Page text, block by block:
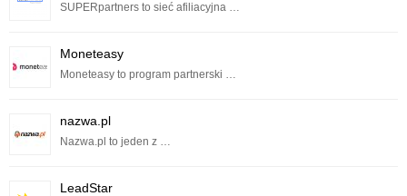
SUPERpartners to sieć afiliacyjna …
Moneteasy
Moneteasy to program partnerski …
nazwa.pl
Nazwa.pl to jeden z …
LeadStar